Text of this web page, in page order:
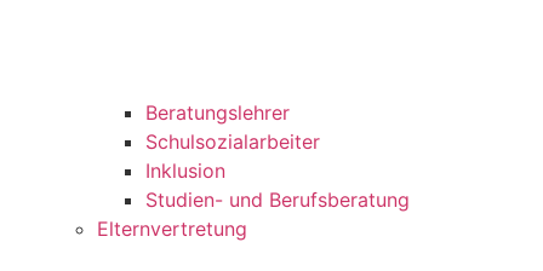
Beratungslehrer
Schulsozialarbeiter
Inklusion
Studien- und Berufsberatung
Elternvertretung